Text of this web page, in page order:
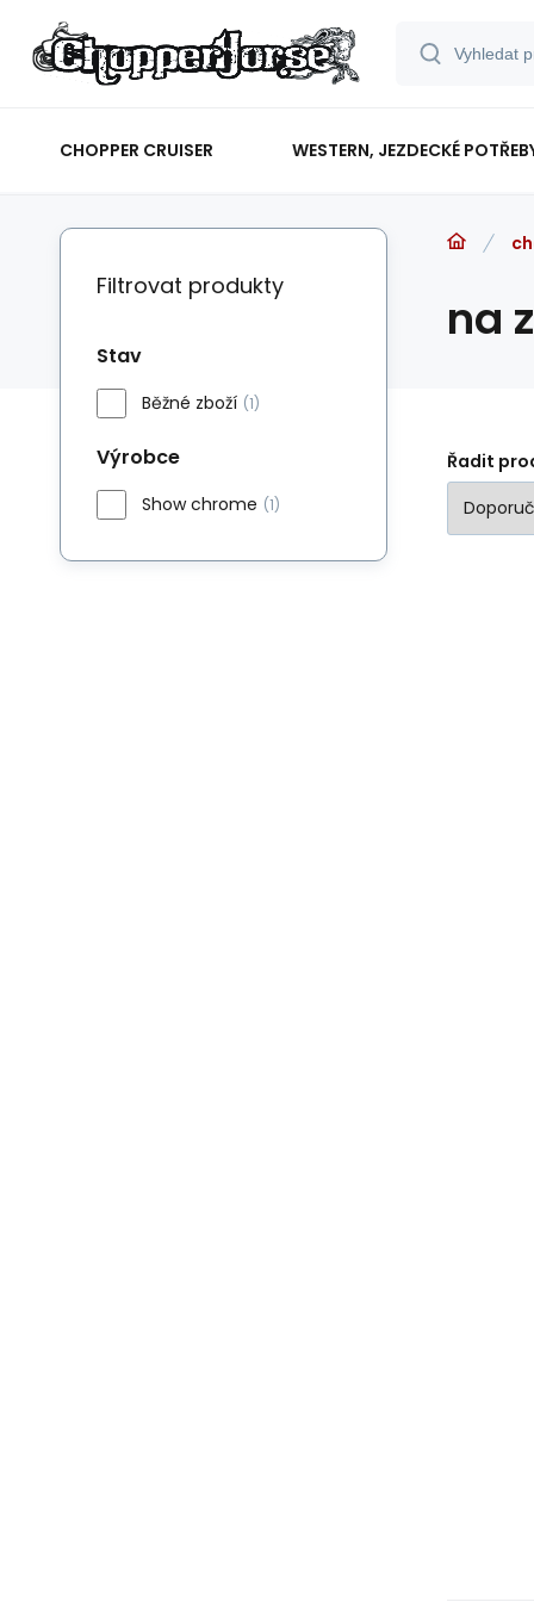
CHOPPER CRUISER WESTERN, JEZDECKÉ
na
Řadit
Filtrovat produkty
Stav
Běžné zboží (1)
Výrobce
Show chrome (1)